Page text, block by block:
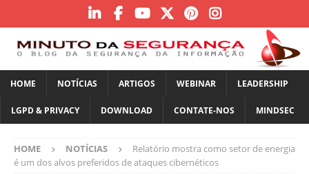
HOME NOTÍCIAS ARTIGOS WEBINAR LEADERSHIP
LGPD & PRIVACY DOWNLOAD CONTATE-NOS MINDSEC
HOME NOTÍCIAS
Relatório mostra como setor de energia
é um dos alvos preferidos de ataques cibernéticos